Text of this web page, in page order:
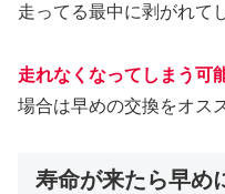
走ってる最中に剥がれて
走れなくなってしまう可
場合は早めの交換をオス
寿命が来たら早め